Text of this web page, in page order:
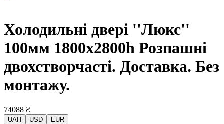
Холодильні двері ''Люкс''
100мм 1800x2800h Розпашні
двохстворчасті. Доставка. Без
монтажу.
74088 ₴
UAH USD EUR